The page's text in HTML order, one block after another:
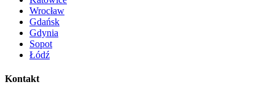
Wrocław
Gdańsk
Gdynia
Sopot
Łódź
Kontakt